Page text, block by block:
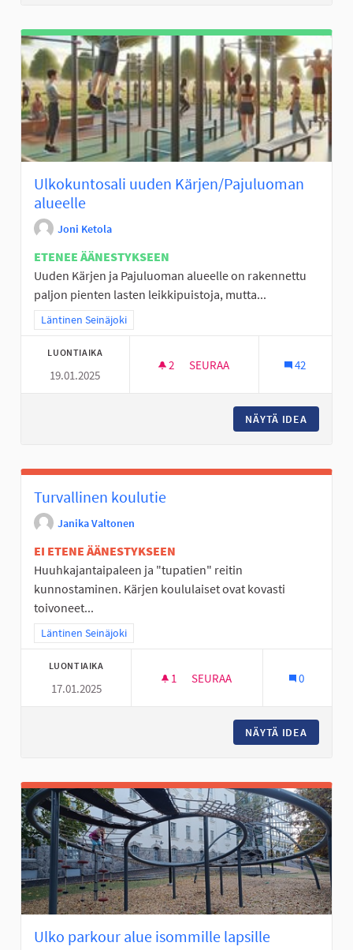
Ulkokuntosali uuden Kärjen/Pajuluoman
alueelle
Joni Ketola
ETENEE ÄÄNESTYKSEEN
Uuden Kärjen ja Pajuluoman alueelle on rakennettu
paljon pienten lasten leikkipuistoja, mutta...
Rajaa tulokset teeman mukaan: Läntinen Seinäjoki
Läntinen Seinäjoki
LUONTIAIKA
19.01.2025
2 2 SEURAAJAA
SEURAA 42
NÄYTÄ IDEA
Turvallinen koulutie
Janika Valtonen
EI ETENE ÄÄNESTYKSEEN
Huuhkajantaipaleen ja "tupatien" reitin
kunnostaminen. Kärjen koululaiset ovat kovasti
toivoneet...
Rajaa tulokset teeman mukaan: Läntinen Seinäjoki
Läntinen Seinäjoki
LUONTIAIKA
17.01.2025
1 1 SEURAAJA
SEURAA 0
NÄYTÄ IDEA
Ulko parkour alue isommille lapsille